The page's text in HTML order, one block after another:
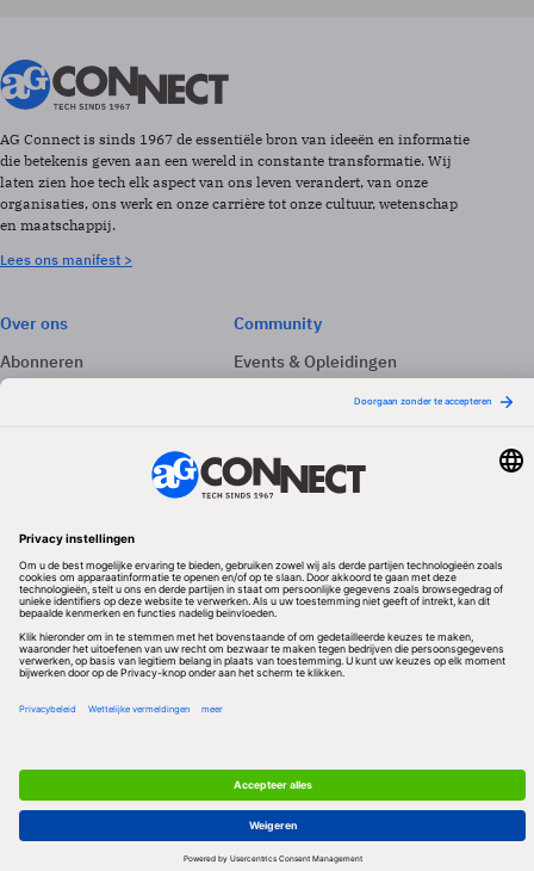
AG Connect is sinds 1967 de essentiële bron van ideeën en informatie
die betekenis geven aan een wereld in constante transformatie. Wij
laten zien hoe tech elk aspect van ons leven verandert, van onze
organisaties, ons werk en onze carrière tot onze cultuur, wetenschap
en maatschappij.
Lees ons manifest >
Over ons
Abonneren
Adverteren
Community
Events & Opleidingen
Volg ons
Redactionele partner
Algemene Voorwaarden & Copyrights